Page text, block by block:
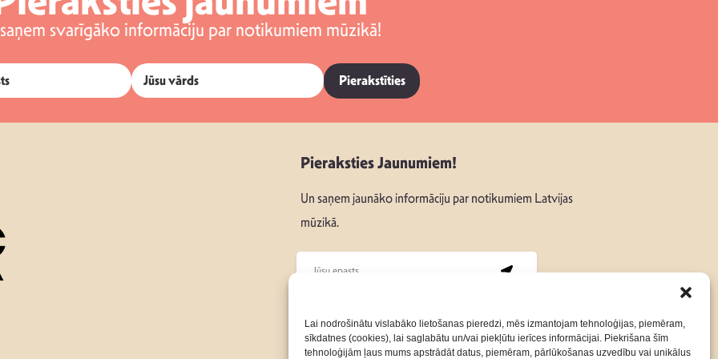
Lai nodrošinātu vislabāko lietošanas pieredzi, mēs izmantojam tehnoloģijas, piemēram,
sīkdatnes (cookies), lai saglabātu un/vai piekļūtu ierīces informācijai. Piekrišana šīm
tehnoloģijām ļaus mums apstrādāt datus, piemēram, pārlūkošanas uzvedību vai unikālus
svarīgāko informāciju par notikumiem mūzikā!
Pierakstīties
Pieraksties Jaunumiem!
Un saņem jaunāko informāciju par notikumiem Latvijas
mūzikā.
Seko mums: